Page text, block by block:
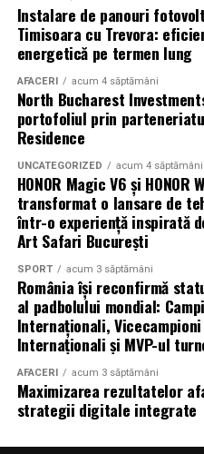
Indiferent de preferințe,
ideal să experimentezi și să
inspirate din universul
Top Scents de la Oriflame
ingredientele premium,
pot exista în aceeași sticlă.
(Advertorial)
Cooperativele incurajeaza,
intre generatii, sprijinind
dezvoltarea unor afaceri
Un viitor mai sigur pentru
In contextul schimbarilor
pietei, asocierea reprezinta
modalitati de reducere a
Cooperativele agricole
accesul la informatii si
strategii comune pentru
agricultura.
Pe termen lung, aceste
comunitatilor rurale,
stimuleaza investitiile
consolidarea pozitiei
europeana si la cresterea
agroalimentar.
Instalare de panouri
Timisoara cu Trevora:
energetică pe termen lung
AFACERI acum 4 săptămâni
North Bucharest
portofoliul prin
Residence
UNCATEGORIZED acum 4 săptămâni
HONOR Magic V6 și HONOR
transformat o lansare de
într-o experiență inspirată
Art Safari București
SPORT acum 3 săptămâni
România își reconfirmă
al padbolului mondial:
Internaționali, Vicecampioni
Internaționali și MVP-ul
AFACERI acum 3 săptămâni
Maximizarea rezultatelor
strategii digitale integrate